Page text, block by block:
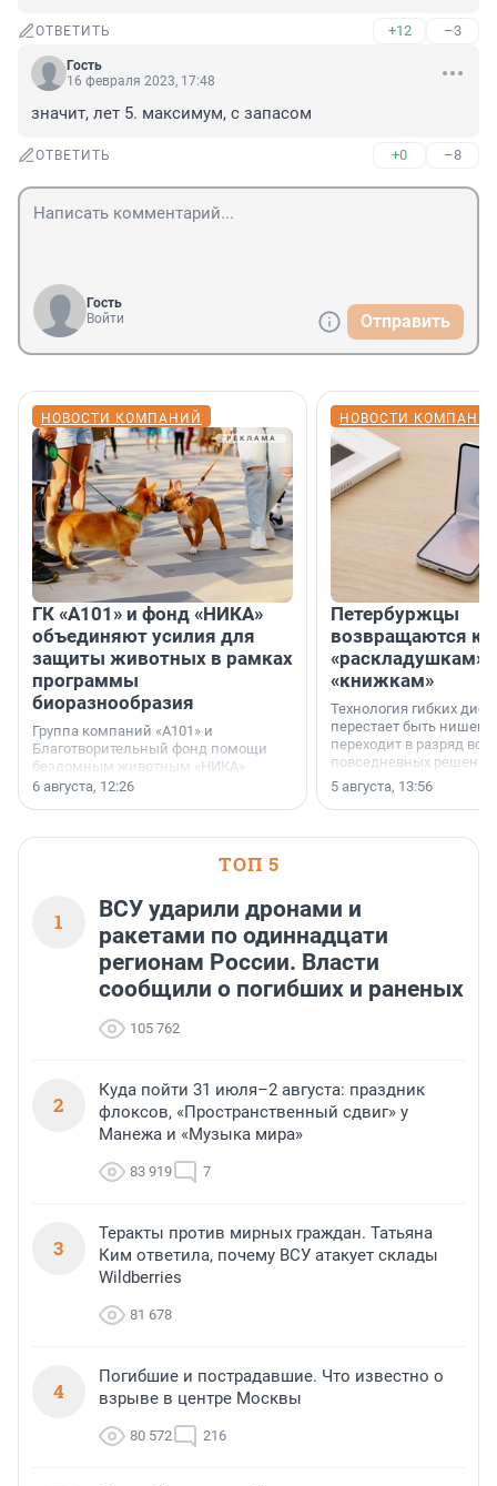
ОТВЕТИТЬ +12 –3
Гость
16 февраля 2023, 17:48
значит, лет 5. максимум, с запасом
ОТВЕТИТЬ +0 –8
Гость
Войти
Отправить
НОВОСТИ КОМПАНИЙ
ГК «А101» и фонд «НИКА»
объединяют усилия для
защиты животных в рамках
программы
биоразнообразия
Группа компаний «А101» и
Благотворительный фонд помощи
бездомным животным «НИКА»
заключили соглашение о
6 августа, 12:26
НОВОСТИ
Петербуржцы
возвращаются к
«раскладушкам»
«книжкам»
Технология гибких
перестает быть
переходит в разряд
повседневных
5 августа, 13:56
ТОП 5
1
ВСУ ударили дронами и
ракетами по одиннадцати
регионам России. Власти
сообщили о погибших и раненых
105 762
2
Куда пойти 31 июля–2 августа: праздник
флоксов, «Пространственный сдвиг» у
Манежа и «Музыка мира»
83 919 7
3
Теракты против мирных граждан. Татьяна
Ким ответила, почему ВСУ атакует склады
Wildberries
81 678
4
Погибшие и пострадавшие. Что известно о
взрыве в центре Москвы
80 572 216